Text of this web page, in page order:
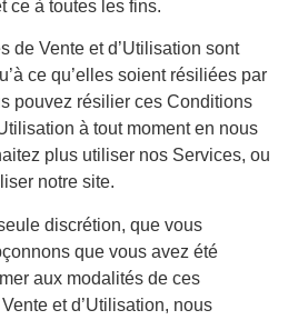
ce à toutes les fins.
de Vente et d’Utilisation sont
ce qu’elles soient résiliées par
pouvez résilier ces Conditions
à tout moment en nous
plus utiliser nos Services, ou
notre site.
discrétion, que vous
que vous avez été
aux modalités de ces
et d’Utilisation, nous